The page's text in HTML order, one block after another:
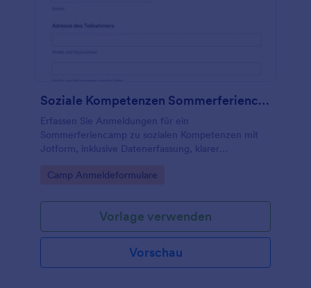
Soziale Kompetenzen Sommerferiencamp Formular
Erfassen Sie Anmeldungen für ein
Sommerferiencamp zu sozialen Kompetenzen mit
Jotform, inklusive Datenerfassung, klarer
Formular-Antwort für Veranstalter, Vereine und
Go to Category:
Camp Anmeldeformulare
Vorlage verwenden
Vorschau